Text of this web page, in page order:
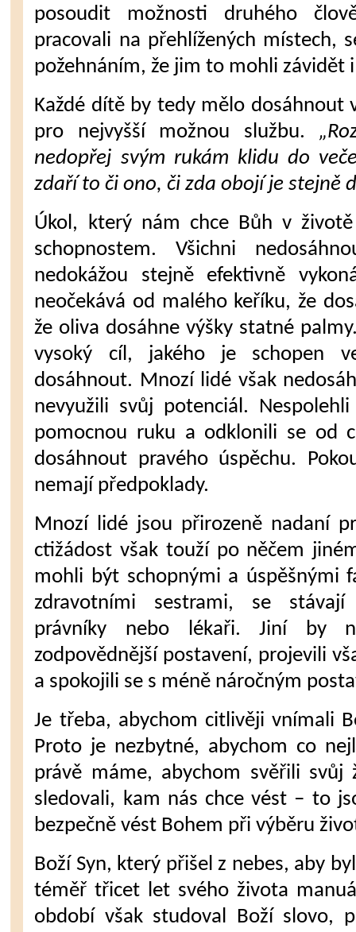
posoudit možnosti druhého
pracovali na přehlížených místech,
požehnáním, že jim to mohli závidět
Každé dítě by tedy mělo dosáhnout
pro nejvyšší možnou službu.
nedopřej svým rukám klidu do
zdaří to či ono, či zda obojí je stejně
Úkol, který nám chce Bůh v
schopnostem. Všichni
nedokážou stejně efektivně
neočekává od malého keříku, že
že oliva dosáhne výšky statné
vysoký cíl, jakého je schopen
dosáhnout. Mnozí lidé však
nevyužili svůj potenciál.
pomocnou ruku a odklonili se od
dosáhnout pravého úspěchu.
nemají předpoklady.
Mnozí lidé jsou přirozeně nadaní
ctižádost však touží po něčem
mohli být schopnými a úspěšnými
zdravotními sestrami, se stávají
právníky nebo lékaři. Jiní by
zodpovědnější postavení, projevili
a spokojili se s méně náročným
Je třeba, abychom citlivěji vnímali
Proto je nezbytné, abychom co
právě máme, abychom svěřili
sledovali, kam nás chce vést – to
bezpečně vést Bohem při výběru
Boží Syn, který přišel z nebes, aby
téměř třicet let svého života
období však studoval Boží slovo,